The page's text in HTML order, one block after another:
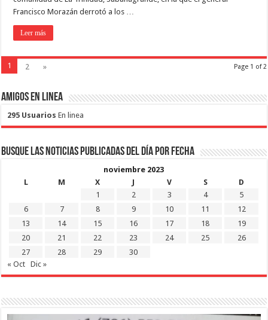
Francisco Morazán derrotó a los …
Leer más
Page 1 of 2
1 2 »
Amigos en Linea
295 Usuarios En linea
Busque las noticias publicadas del día por fecha
noviembre 2023
L
M X J V S
D
1
2 3 4
5
6
7 8 9 10 11
12
13
14 15 16 17 18
19
20
21 22 23 24 25
26
27
28 29
30
« Oct
Dic »